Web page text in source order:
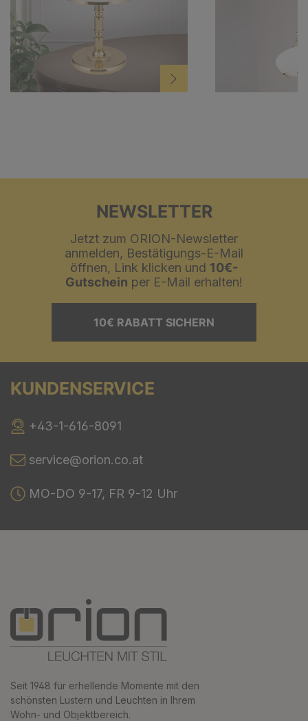
NEWSLETTER
Jetzt zum ORION-Newsletter
anmelden, Bestätigungs-E-Mail
öffnen, Link klicken und 10€-
Gutschein per E-Mail erhalten!
10€ RABATT SICHERN
KUNDENSERVICE
+43-1-616-8091
service@orion.co.at
MO-DO 9-17, FR 9-12 Uhr
Seit 1948 für erhellende Momente mit den
schönsten Lustern und Leuchten in Ihrem
Wohn- und Objektbereich.